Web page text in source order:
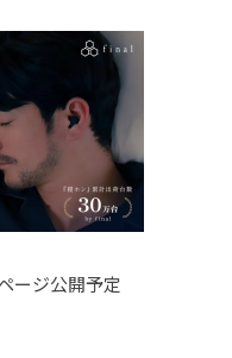
ージ公開予定